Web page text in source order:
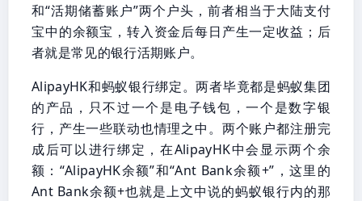
和“活期储蓄账户”两个户头，前者相当于大陆支付
宝中的余额宝，转入资金后每日产生一定收益；后
者就是常见的银行活期账户。
AlipayHK和蚂蚁银行绑定。两者毕竟都是蚂蚁集团
的产品，只不过一个是电子钱包，一个是数字银
行，产生一些联动也情理之中。两个账户都注册完
成后可以进行绑定，在AlipayHK中会显示两个余
额：“AlipayHK余额”和“Ant Bank余额+”，这里的
Ant Bank余额+也就是上文中说的蚂蚁银行内的那